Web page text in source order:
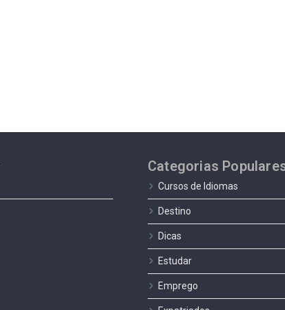
Categorias
Cursos de Idiomas
Destino
Dicas
Estudar
Emprego